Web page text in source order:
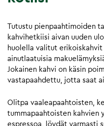
Tutustu pienpaahtimoiden
kahvihetkiisi aivan uuden
huolella valitut
ainutlaatuisia
Jokainen kahvi on käsin
vastapaahdettu, jotta saat
Olitpa vaaleapaahtoisten,
tummapaahtoisten kahvien
espressoa, löydät varmasti